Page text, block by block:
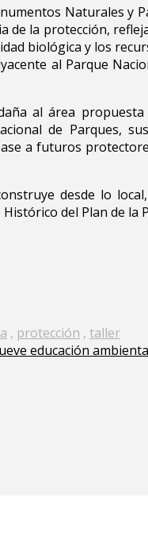
Naturales y
la protección,
biológica y los
al Parque
al área
de Parques,
a futuros
desde lo
del Plan de la
, protección , taller
educación